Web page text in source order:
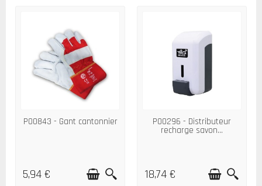
P00843 - Gant cantonnier
5,94 €
P00296 - Distributeur
recharge savon...
18,74 €